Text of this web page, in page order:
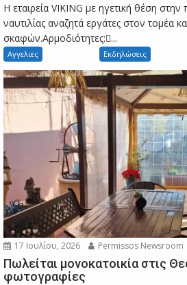
Η εταιρεία VIKING με ηγετική θέση
ναυτιλίας αναζητά εργάτες στον τομέα
σκαφών.Αρμοδιότητες:...
Αγγελιες Εκδηλώσεις
17 Ιουλίου, 2026 Permissos Newsroom
Πωλείται μονοκατοικία στις
φωτογραφίες